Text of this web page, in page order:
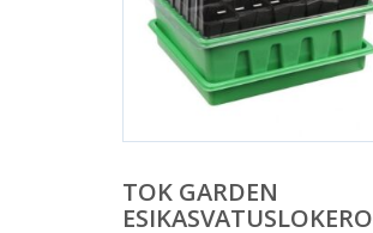
TOK GARDEN
ESIKASVATUSLOKERO